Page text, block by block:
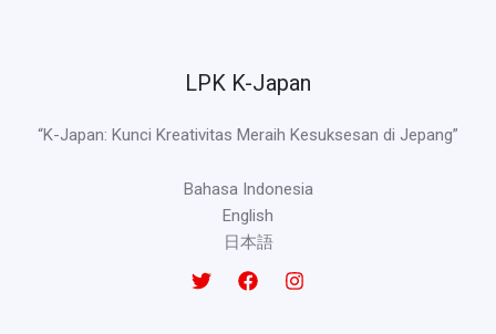
LPK K-Japan
“K-Japan: Kunci Kreativitas Meraih Kesuksesan di Jepang”
Bahasa Indonesia
English
日本語